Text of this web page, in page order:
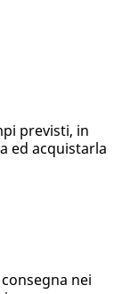
previsti, in
ed acquistarla
nei